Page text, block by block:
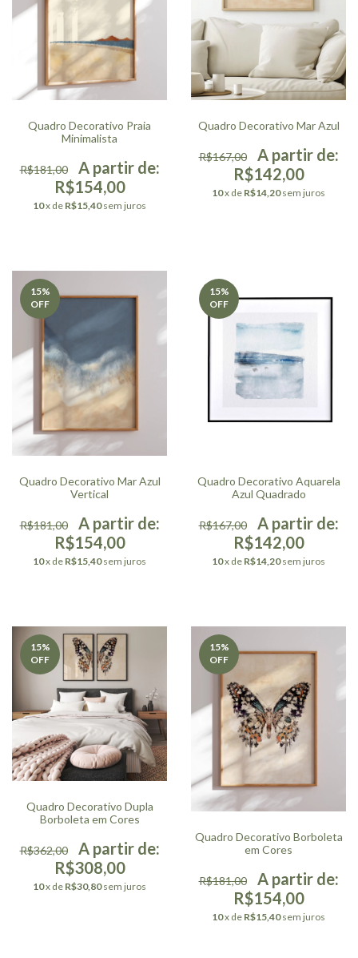
Quadro Decorativo Praia
Minimalista
R$181,00
R$154,00
10x de R$15,40 sem juros
Quadro Decorativo Mar Azul
R$167,00
R$142,00
10x de R$14,20 sem juros
15%
OFF
Quadro Decorativo Mar Azul
Vertical
R$181,00
R$154,00
10x de R$15,40 sem juros
15%
OFF
Quadro Decorativo Aquarela
Azul Quadrado
R$167,00
R$142,00
10x de R$14,20 sem juros
15%
OFF
Quadro Decorativo Dupla
Borboleta em Cores
R$362,00
R$308,00
10x de R$30,80 sem juros
15%
OFF
Quadro Decorativo Borboleta
em Cores
R$181,00
R$154,00
10x de R$15,40 sem juros